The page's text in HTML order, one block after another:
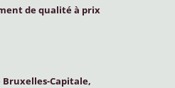
de qualité à prix
Bruxelles-Capitale,